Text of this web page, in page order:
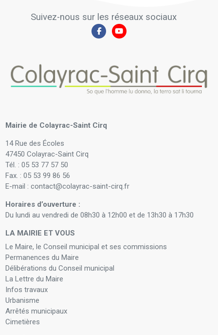
Suivez-nous sur les réseaux sociaux
Mairie de Colayrac-Saint Cirq
14 Rue des Écoles
47450 Colayrac-Saint Cirq
Tél. : 05 53 77 57 50
Fax. : 05 53 99 86 56
E-mail : contact@colayrac-saint-cirq.fr
Horaires d’ouverture :
Du lundi au vendredi de 08h30 à 12h00 et de 13h30 à 17h30
LA MAIRIE ET VOUS
Le Maire, le Conseil municipal et ses commissions
Permanences du Maire
Délibérations du Conseil municipal
La Lettre du Maire
Infos travaux
Urbanisme
Arrêtés municipaux
Cimetières